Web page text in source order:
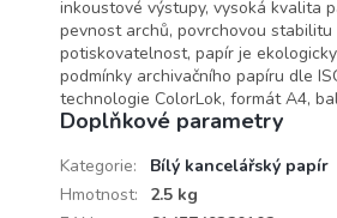
inkoustové výstupy, vysoká kvalita
pevnost archů, povrchovou stabilitu
potiskovatelnost, papír je
podmínky archivačního papíru dle
technologie ColorLok, formát A4,
Doplňkové parametry
Kategorie:
Bílý kancelářský papír
Hmotnost:
2.5 kg